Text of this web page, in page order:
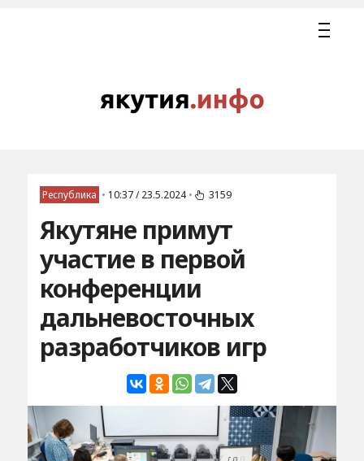
Республика • 10:37 / 23.5.2024 • 3159
Якутяне примут
участие в первой
конференции
дальневосточных
разработчиков игр